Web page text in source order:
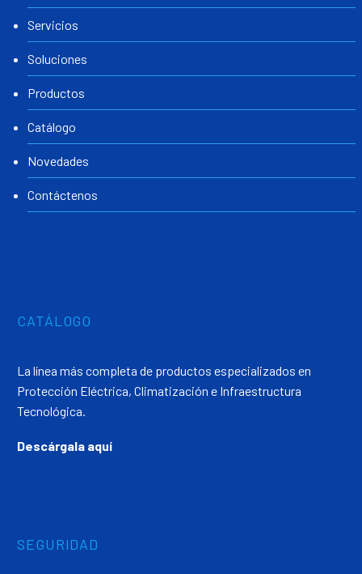
Servicios
Soluciones
Productos
Catálogo
Novedades
Contáctenos
CATÁLOGO
La línea más completa de productos especializados en
Protección Eléctrica, Climatización e Infraestructura
Tecnológica.
Descárgala aquí
SEGURIDAD